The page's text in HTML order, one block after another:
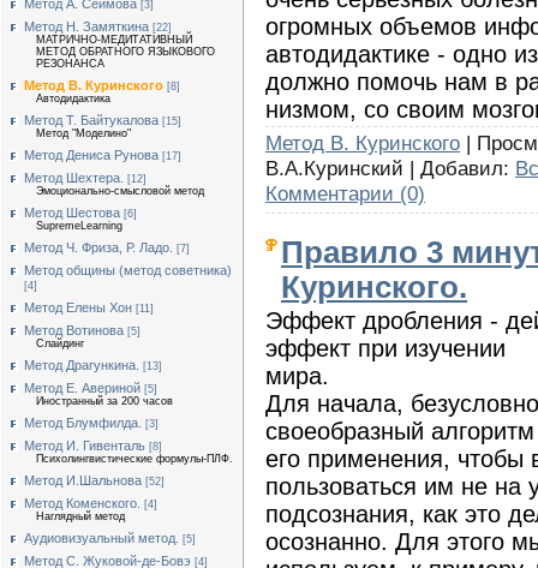
Метод А. Сеймова [3]
Метод Н. Замяткина [22]
МАТРИЧНО-МЕДИТАТИВНЫЙ
МЕТОД ОБРАТНОГО ЯЗЫКОВОГО
РЕЗОНАНСА
Метод В. Куринского [8]
Автодидактика
Метод Т. Байтукалова [15]
Метод "Моделино"
Метод Дениса Рунова [17]
Метод Шехтера.
[12]
Эмоционально-смысловой метод
Метод Шестова [6]
SupremeLearning
Метод Ч. Фриза, Р. Ладо. [7]
Метод общины (метод советника)
[4]
Метод Елены Хон [11]
Метод Вотинова [5]
Слайдинг
Метод Драгункина. [13]
Метод Е. Авериной [5]
Иностранный за 200 часов
Метод Блумфилда. [3]
Метод И. Гивенталь [8]
Психолингвистические формулы-ПЛФ.
Метод И.Шальнова [52]
Метод Коменского.
[4]
Наглядный метод
Аудиовизуальный метод. [5]
Метод С. Жуковой-де-Бовэ [4]
огромных объемов
автодидактике - одно
должно помочь нам в
низмом, со своим
Метод В. Куринского |
В.А.Куринский | Добавил:
Комментарии (0)
Правило 3
Куринского.
Эффект дробления -
эффект при изучении
мира.
Для начала,
своеобразный алгоритм
его применения, чтобы
пользоваться им не на
подсознания, как это
осознанно. Для этого